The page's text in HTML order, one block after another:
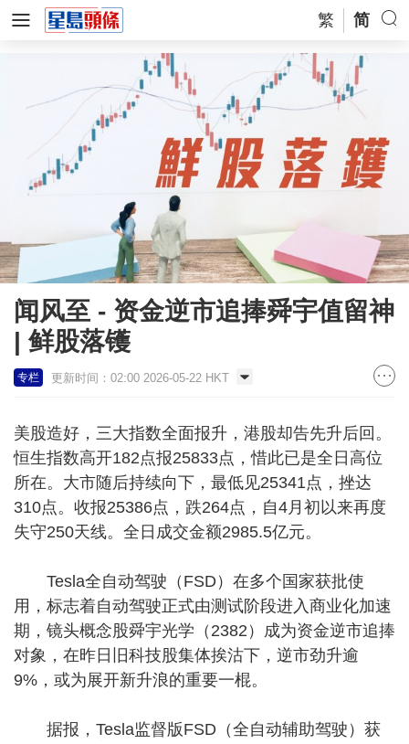
繁 简
闻风至 - 资金逆市追捧舜宇值留神
| 鲜股落镬
专栏 更新时间：02:00 2026-05-22 HKT
美股造好，三大指数全面报升，港股却告先升后回。
恒生指数高开182点报25833点，惜此已是全日高位
所在。大市随后持续向下，最低见25341点，挫达
310点。收报25386点，跌264点，自4月初以来再度
失守250天线。全日成交金额2985.5亿元。
Tesla全自动驾驶（FSD）在多个国家获批使
用，标志着自动驾驶正式由测试阶段进入商业化加速
期，镜头概念股舜宇光学（2382）成为资金逆市追捧
对象，在昨日旧科技股集体挨沽下，逆市劲升逾
9%，或为展开新升浪的重要一棍。
据报，Tesla监督版FSD（全自动辅助驾驶）获